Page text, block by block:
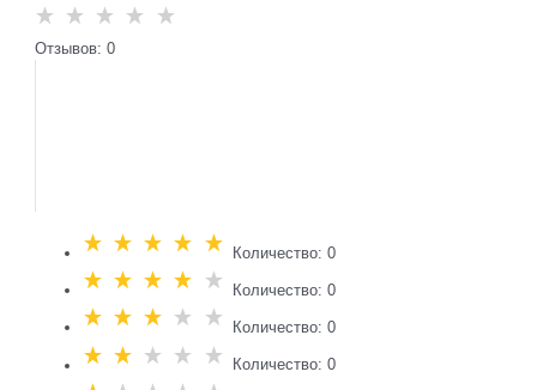
Отзывов: 0
Количество: 0
Количество: 0
Количество: 0
Количество: 0